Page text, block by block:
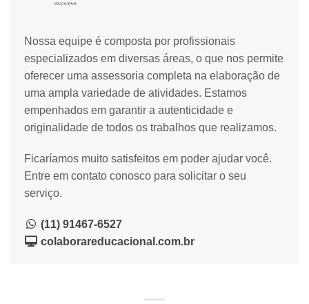
Nossa equipe é composta por profissionais
especializados em diversas áreas, o que nos permite
oferecer uma assessoria completa na elaboração de
uma ampla variedade de atividades. Estamos
empenhados em garantir a autenticidade e
originalidade de todos os trabalhos que realizamos.
Ficaríamos muito satisfeitos em poder ajudar você.
Entre em contato conosco para solicitar o seu
serviço.
(11) 91467-6527
colaborareducacional.com.br